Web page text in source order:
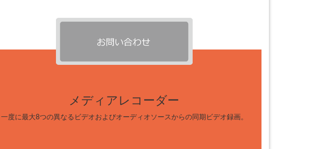
メディアレコーダー
一度に最大8つの異なるビデオおよびオーディオソースからの同期ビデオ録画。